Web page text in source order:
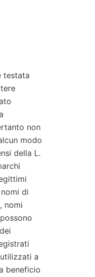
testata
non
modo
della L.
di
nomi
a
beneficio